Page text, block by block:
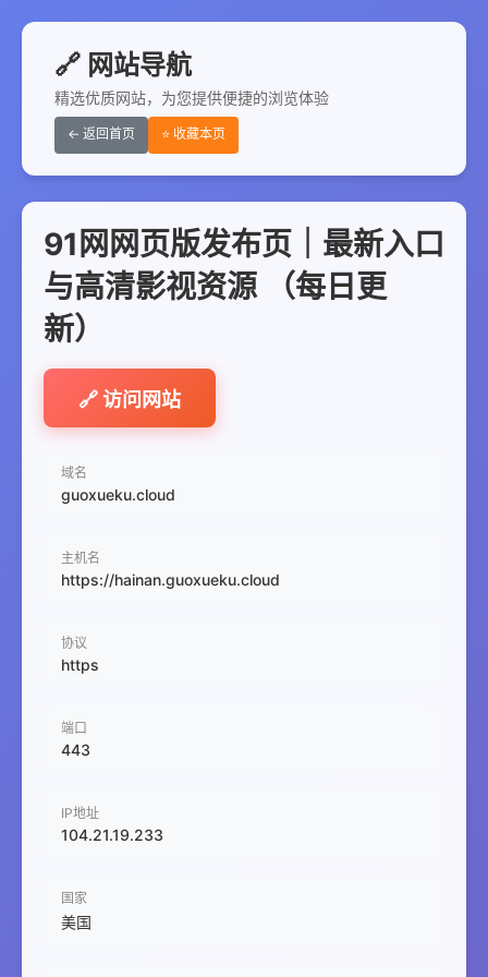
🔗 网站导航
精选优质网站，为您提供便捷的浏览体验
← 返回首页 ⭐ 收藏本页
91网网页版发布页｜最新入口
与高清影视资源 （每日更
新）
🔗 访问网站
域名
guoxueku.cloud
主机名
https://hainan.guoxueku.cloud
协议
https
端口
443
IP地址
104.21.19.233
国家
美国